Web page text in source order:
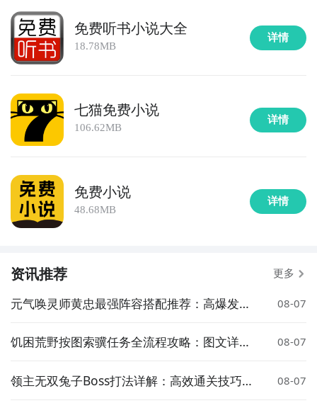
免费听书小说大全
18.78MB
详情
七猫免费小说
106.62MB
详情
免费小说
48.68MB
详情
资讯推荐 更多
元气唤灵师黄忠最强阵容搭配推荐：高爆发输
08-07
饥困荒野按图索骥任务全流程攻略：图文详解
08-07
领主无双兔子Boss打法详解：高效通关技巧与
08-07